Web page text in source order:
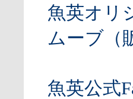
魚英オリ
ムーブ（
魚英公式